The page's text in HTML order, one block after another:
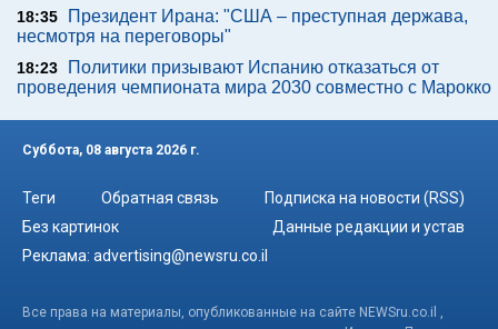
18:35
Президент Ирана: "США – преступная держава,
несмотря на переговоры"
18:23
Политики призывают Испанию отказаться от
проведения чемпионата мира 2030 совместно с Марокко
Суббота, 08 августа 2026 г.
Теги Обратная связь
Подписка на новости (RSS)
Без картинок
Данные редакции и устав
Реклама: advertising@newsru.co.il
Все права на материалы, опубликованные на сайте NEWSru.co.il ,